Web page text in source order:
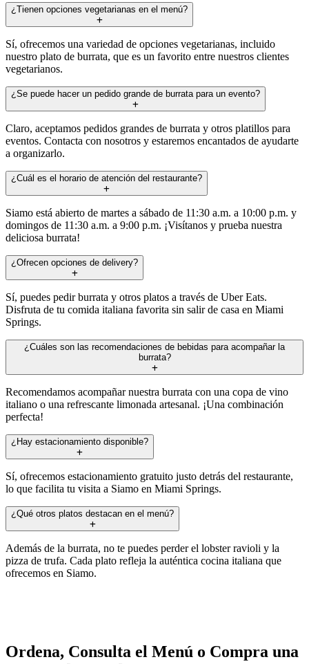
¿Tienen opciones vegetarianas en el menú?
Sí, ofrecemos una variedad de opciones vegetarianas, incluido
nuestro plato de burrata, que es un favorito entre nuestros clientes
vegetarianos.
¿Se puede hacer un pedido grande de burrata para un evento?
Claro, aceptamos pedidos grandes de burrata y otros platillos para
eventos. Contacta con nosotros y estaremos encantados de ayudarte
a organizarlo.
¿Cuál es el horario de atención del restaurante?
Siamo está abierto de martes a sábado de 11:30 a.m. a 10:00 p.m. y
domingos de 11:30 a.m. a 9:00 p.m. ¡Visítanos y prueba nuestra
deliciosa burrata!
¿Ofrecen opciones de delivery?
Sí, puedes pedir burrata y otros platos a través de Uber Eats.
Disfruta de tu comida italiana favorita sin salir de casa en Miami
Springs.
¿Cuáles son las recomendaciones de bebidas para acompañar la
burrata?
Recomendamos acompañar nuestra burrata con una copa de vino
italiano o una refrescante limonada artesanal. ¡Una combinación
perfecta!
¿Hay estacionamiento disponible?
Sí, ofrecemos estacionamiento gratuito justo detrás del restaurante,
lo que facilita tu visita a Siamo en Miami Springs.
¿Qué otros platos destacan en el menú?
Además de la burrata, no te puedes perder el lobster ravioli y la
pizza de trufa. Cada plato refleja la auténtica cocina italiana que
ofrecemos en Siamo.
Ordena, Consulta el Menú o Compra una